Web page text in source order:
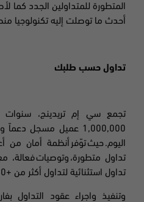
المتطورة للمتداولين الجدد كما
أحدث ما توصلت إليه تكنولوجيا
تداول حسب طلبك
تجمع سي إم تريدينج، سنوات
1,000,000 عميل مسجل
اليوم. حيث توّفر أنظمة أمان من
تداولمتطورة، وتوصيات فعالة،
تداول استثنائية لتداول أكثر من +150
وتنفيذ واجراء عقود التداول